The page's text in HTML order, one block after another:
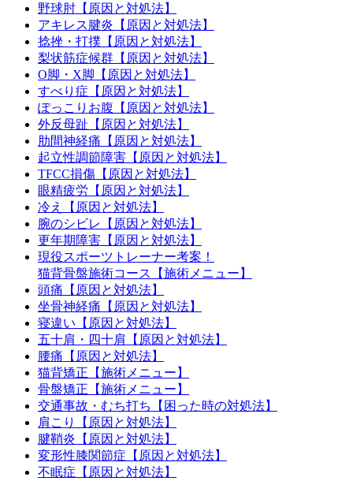
野球肘【原因と対処法】
アキレス腱炎【原因と対処法】
捻挫・打撲【原因と対処法】
梨状筋症候群【原因と対処法】
O脚・X脚【原因と対処法】
すべり症【原因と対処法】
ぽっこりお腹【原因と対処法】
外反母趾【原因と対処法】
肋間神経痛【原因と対処法】
起立性調節障害【原因と対処法】
TFCC損傷【原因と対処法】
眼精疲労【原因と対処法】
冷え【原因と対処法】
腕のシビレ【原因と対処法】
更年期障害【原因と対処法】
現役スポーツトレーナー考案！
猫背骨盤施術コース【施術メニュー】
頭痛【原因と対処法】
坐骨神経痛【原因と対処法】
寝違い【原因と対処法】
五十肩・四十肩【原因と対処法】
腰痛【原因と対処法】
猫背矯正【施術メニュー】
骨盤矯正【施術メニュー】
交通事故・むち打ち【困った時の対処法】
肩こり【原因と対処法】
腱鞘炎【原因と対処法】
変形性膝関節症【原因と対処法】
不眠症【原因と対処法】